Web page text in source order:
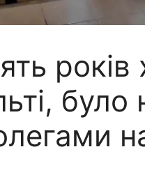
було